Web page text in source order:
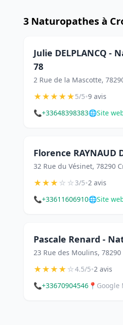
3 Naturopathes à
Julie DELPLANCQ -
78
2 Rue de la Mascotte,
★★★★★5/5•9 avis
📞+33648398383🌐Site
Florence RAYNAUD
32 Rue du Vésinet, 78290
★★★☆☆3/5•2 avis
📞+33611606910🌐Site
Pascale Renard -
23 Rue des Moulins,
★★★★☆4.5/5•2 avis
📞+33670904546 📍 Google